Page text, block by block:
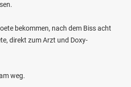
bekommen, nach dem Biss acht
direkt zum Arzt und Doxy-
weg.